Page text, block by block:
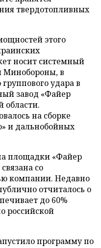
твердотопливных
этого
носит системный
Минобороны, в
удара в
завод «Файер
области.
на сборке
и дальнобойных
площадки «Файер
со
компании. Недавно
отчиталось о
до 60%
российской
программу по